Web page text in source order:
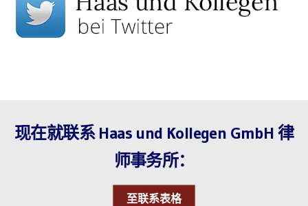
现在就联系 Haas und Kollegen GmbH 律
师事务所：
至联系表格